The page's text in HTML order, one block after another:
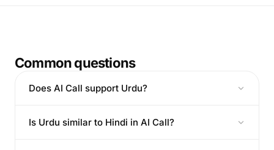
Common questions
Does AI Call support Urdu?
Is Urdu similar to Hindi in AI Call?